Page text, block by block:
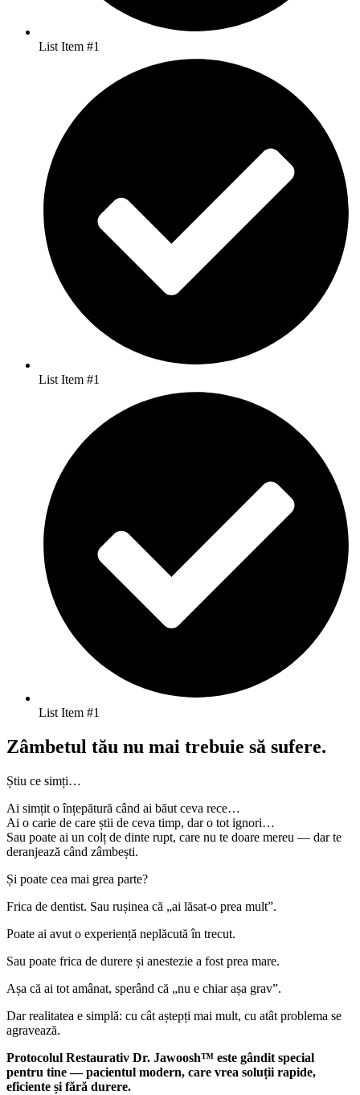
List Item #1
List Item #1
List Item #1
Zâmbetul tău nu mai trebuie să sufere.
Știu ce simți…
Ai simțit o înțepătură când ai băut ceva rece…
Ai o carie de care știi de ceva timp, dar o tot ignori…
Sau poate ai un colț de dinte rupt, care nu te doare mereu — dar te
deranjează când zâmbești.
Și poate cea mai grea parte?
Frica de dentist. Sau rușinea că „ai lăsat-o prea mult”.
Poate ai avut o experiență neplăcută în trecut.
Sau poate frica de durere și anestezie a fost prea mare.
Așa că ai tot amânat, sperând că „nu e chiar așa grav”.
Dar realitatea e simplă: cu cât aștepți mai mult, cu atât problema se
agravează.
Protocolul Restaurativ Dr. Jawoosh™ este gândit special
pentru tine — pacientul modern, care vrea soluții rapide,
eficiente și fără durere.